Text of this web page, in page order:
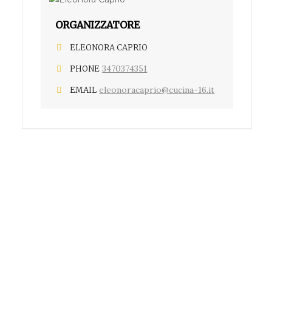
ORGANIZZATORE
ELEONORA CAPRIO
PHONE 3470374351
EMAIL eleonoracaprio@cucina-16.it